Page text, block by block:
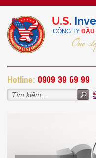
U.S.
CÔNG TY ĐẦU
Hotline: 0909 39 69 99